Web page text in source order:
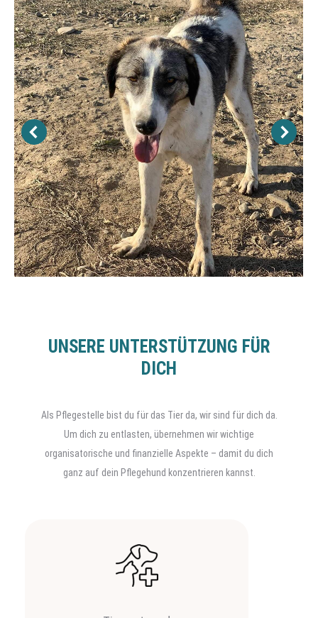
UNSERE UNTERSTÜTZUNG FÜR
DICH
Als Pflegestelle bist du für das Tier da, wir sind für dich da.
Um dich zu entlasten, übernehmen wir wichtige
organisatorische und finanzielle Aspekte – damit du dich
ganz auf dein Pflegehund konzentrieren kannst.